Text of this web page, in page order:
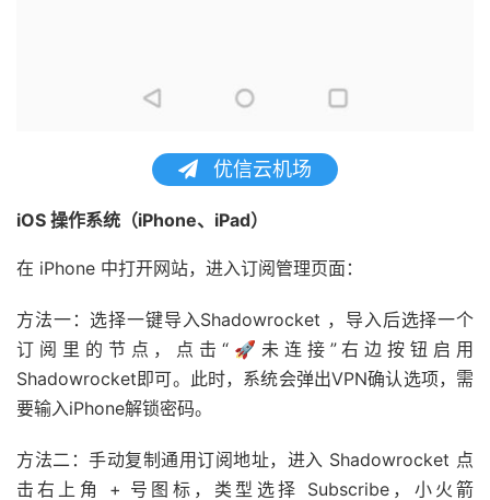
优信云机场
iOS 操作系统（iPhone、iPad）
在 iPhone 中打开网站，进入订阅管理页面：
方法一：选择一键导入Shadowrocket ，导入后选择一个
订阅里的节点，点击“🚀未连接”右边按钮启用
Shadowrocket即可。此时，系统会弹出VPN确认选项，需
要输入iPhone解锁密码。
方法二：手动复制通用订阅地址，进入 Shadowrocket 点
击右上角 + 号图标，类型选择 Subscribe，小火箭